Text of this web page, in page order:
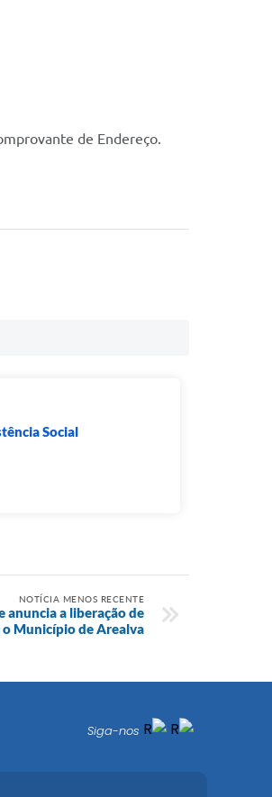
de Endereço.
Social
NOTÍCIA MENOS RECENTE
anuncia a liberação de
Município de Arealva
Siga-nos